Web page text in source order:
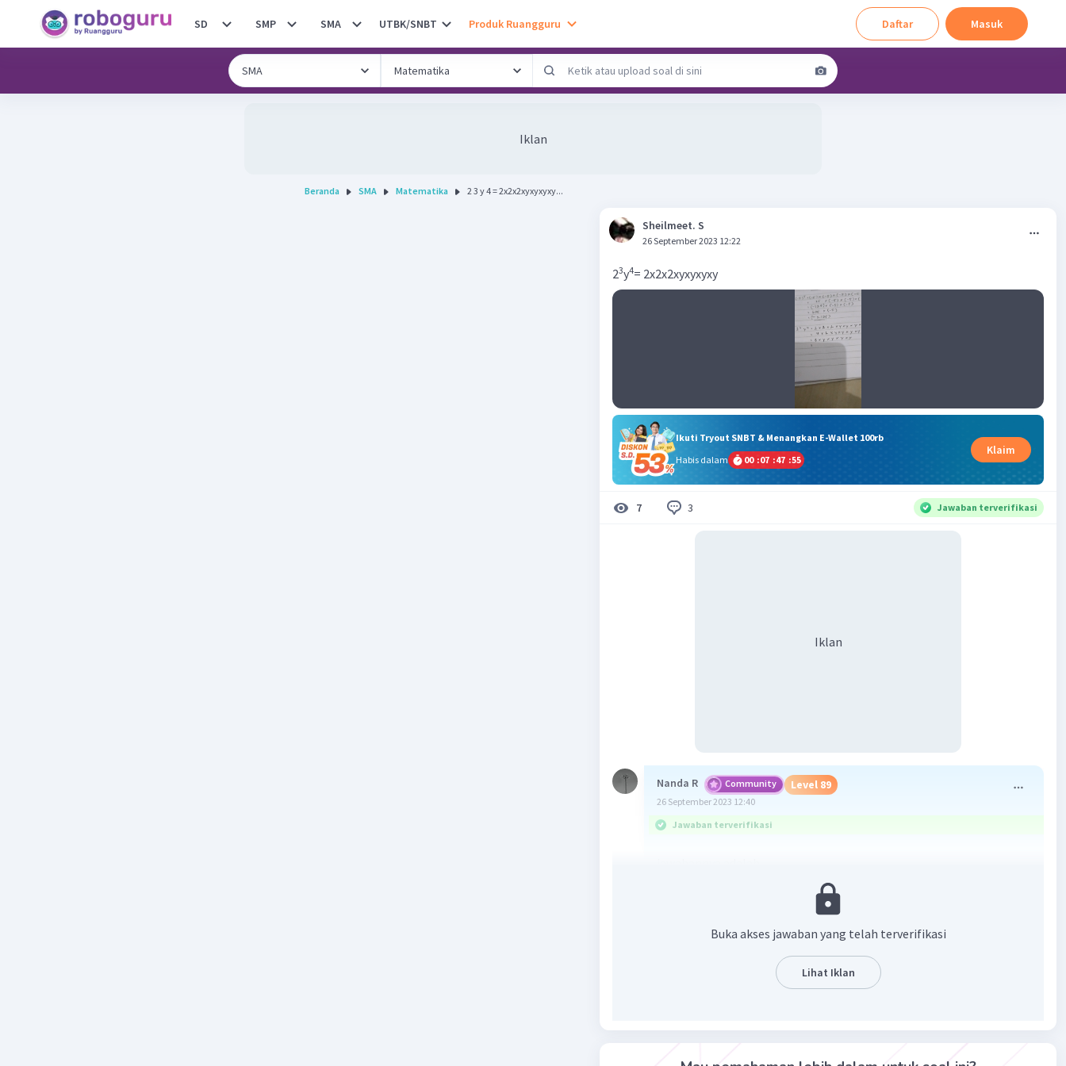
SD SMP SMA UTBK/SNBT Produk Ruangguru Daftar Masuk
Iklan
Beranda SMA Matematika 2 3 y 4 = 2x2x2xyxyxyxy...
Sheilmeet. S
26 September 2023 12:22
23y4= 2x2x2xyxyxyxy
Ikuti Tryout SNBT & Menangkan E-Wallet 100rb
Habis dalam
00 :07 :47 :54
Klaim
7 3 Jawaban terverifikasi
Iklan
Nanda R Community Level 89
26 September 2023 12:40
Jawaban terverifikasi
Buka akses jawaban yang telah terverifikasi
Lihat Iklan